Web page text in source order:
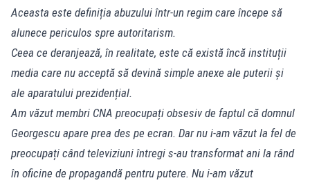
Aceasta este definiția abuzului într-un regim care începe să
alunece periculos spre autoritarism.
Ceea ce deranjează, în realitate, este că există încă instituții
media care nu acceptă să devină simple anexe ale puterii și
ale aparatului prezidențial.
Am văzut membri CNA preocupați obsesiv de faptul că domnul
Georgescu apare prea des pe ecran. Dar nu i-am văzut la fel de
preocupați când televiziuni întregi s-au transformat ani la rând
în oficine de propagandă pentru putere. Nu i-am văzut